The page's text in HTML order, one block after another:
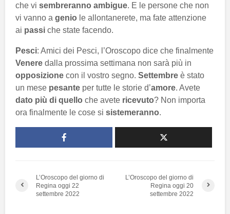
che vi sembreranno ambigue. E le persone che non
vi vanno a genio le allontanerete, ma fate attenzione
ai passi che state facendo.
Pesci: Amici dei Pesci, l’Oroscopo dice che finalmente
Venere dalla prossima settimana non sarà più in
opposizione con il vostro segno. Settembre è stato
un mese pesante per tutte le storie d’amore. Avete
dato più di quello che avete ricevuto? Non importa
ora finalmente le cose si sistemeranno.
L’Oroscopo del giorno di
Regina oggi 22
settembre 2022
L’Oroscopo del giorno di
Regina oggi 20
settembre 2022